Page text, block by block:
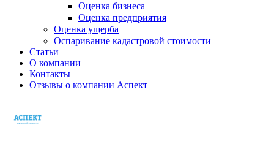
Оценка бизнеса
Оценка предприятия
Оценка ущерба
Оспаривание кадастровой стоимости
Статьи
О компании
Контакты
Отзывы о компании Аспект